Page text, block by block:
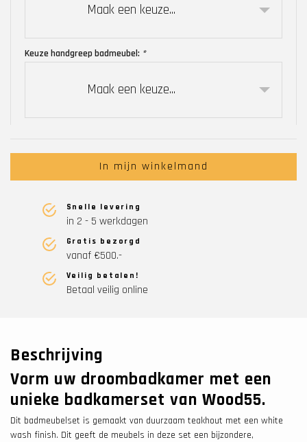
Maak een keuze...
Keuze handgreep badmeubel: *
Maak een keuze...
In mijn winkelmand
Snelle levering
in 2 - 5 werkdagen
Gratis bezorgd
vanaf €500.-
Veilig betalen!
Betaal veilig online
Beschrijving
Vorm uw droombadkamer met een
unieke badkamerset van Wood55.
Dit badmeubelset is gemaakt van duurzaam teakhout met een white
wash finish. Dit geeft de meubels in deze set een bijzondere,